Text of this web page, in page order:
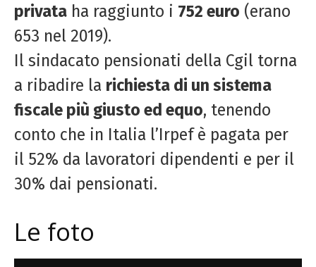
privata ha raggiunto i 752 euro (erano
653 nel 2019).
Il sindacato pensionati della Cgil torna
a ribadire la richiesta di un sistema
fiscale più giusto ed equo, tenendo
conto che in Italia l’Irpef è pagata per
il 52% da lavoratori dipendenti e per il
30% dai pensionati.
Le foto